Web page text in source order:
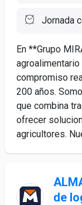
Jornada
En **Grupo
compromiso
200 años.
que combina
ofrecer
agricultores.
de